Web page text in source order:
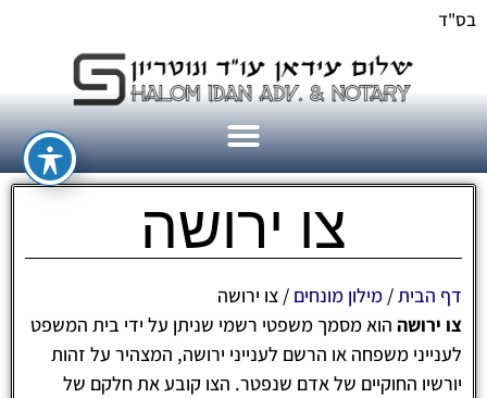
בס"ד
צו ירושה
דף הבית/ מילון מונחים / צו ירושה
צו ירושה הוא מסמך משפטי רשמי שניתן על ידי בית המשפט
לענייני משפחה או הרשם לענייני ירושה, המצהיר על זהות
יורשיו החוקיים של אדם שנפטר. הצו קובע את חלקם של